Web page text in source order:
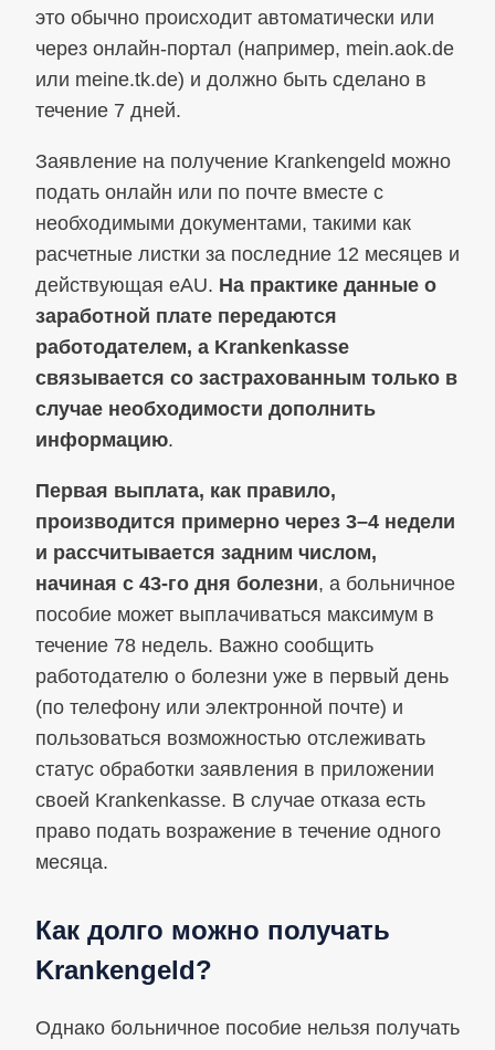
это обычно происходит автоматически или
через онлайн‑портал (например, mein.aok.de
или meine.tk.de) и должно быть сделано в
течение 7 дней.
Заявление на получение Krankengeld можно
подать онлайн или по почте вместе с
необходимыми документами, такими как
расчетные листки за последние 12 месяцев и
действующая eAU. На практике данные о
заработной плате передаются
работодателем, а Krankenkasse
связывается со застрахованным только в
случае необходимости дополнить
информацию.
Первая выплата, как правило,
производится примерно через 3–4 недели
и рассчитывается задним числом,
начиная с 43‑го дня болезни, а больничное
пособие может выплачиваться максимум в
течение 78 недель. Важно сообщить
работодателю о болезни уже в первый день
(по телефону или электронной почте) и
пользоваться возможностью отслеживать
статус обработки заявления в приложении
своей Krankenkasse. В случае отказа есть
право подать возражение в течение одного
месяца.
Как долго можно получать
Krankengeld?
Однако больничное пособие нельзя получать